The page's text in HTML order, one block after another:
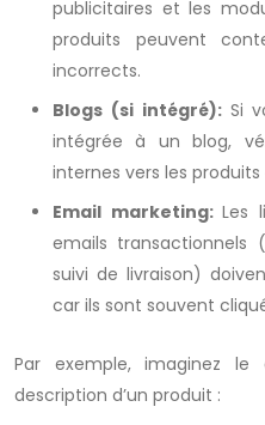
publicitaires et les
produits peuvent
incorrects.
Blogs (si intégré): Si
intégrée à un blog,
internes vers les
Email marketing:Les
emails transactionnels
suivi de livraison)
car ils sont souvent
Par exemple, imaginez le
description d’un produit :